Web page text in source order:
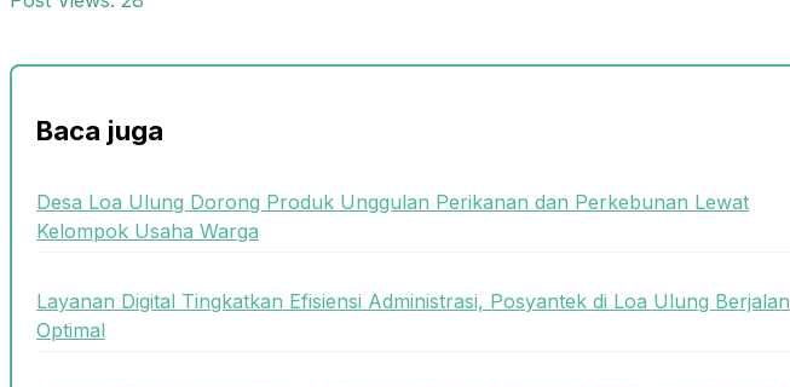
Baca juga
Desa Loa Ulung Dorong Produk Unggulan Perikanan dan Perkebunan Lewat
Kelompok Usaha Warga
Layanan Digital Tingkatkan Efisiensi Administrasi, Posyantek di Loa Ulung Berjalan
Optimal